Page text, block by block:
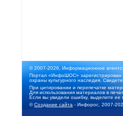
© 2007-2026, Информационное
Портал «ИнфоШОС» зарегистрирован
охраны культурного наследия.
При цитировании и перепечатке
Для использования материалов в
Если вы увидели ошибку, выделите
©Создание сайта - Инфорос, 2007-